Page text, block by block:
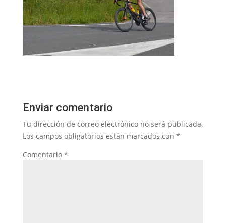
Enviar comentario
Tu dirección de correo electrónico no será publicada.
Los campos obligatorios están marcados con *
Comentario *